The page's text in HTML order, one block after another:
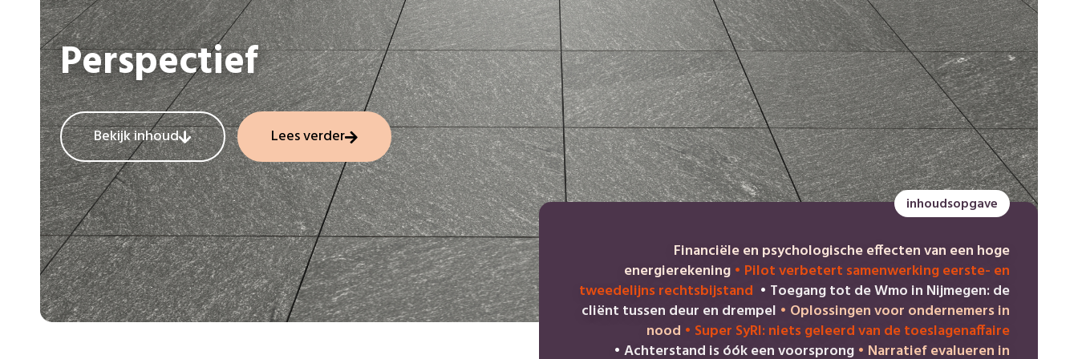
Perspectief
Bekijk inhoud Lees verder
inhoudsopgave
Financiële en psychologische effecten van een hoge
energierekening • Pilot verbetert samenwerking eerste- en
tweedelijns rechtsbijstand • Toegang tot de Wmo in Nijmegen: de
cliënt tussen deur en drempel • Oplossingen voor ondernemers in
nood • Super SyRI: niets geleerd van de toeslagenaffaire
• Achterstand is óók een voorsprong • Narratief evalueren in